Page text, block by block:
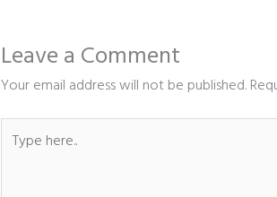
Leave a Comment
Your email address will not be published.
here..